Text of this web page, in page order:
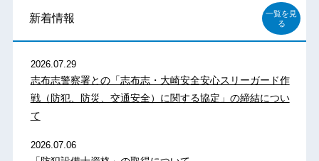
新着情報
一覧を見
る
2026.07.29
志布志警察署との「志布志・大崎安全安心スリーガード作
戦（防犯、防災、交通安全）に関する協定」の締結につい
て
2026.07.06